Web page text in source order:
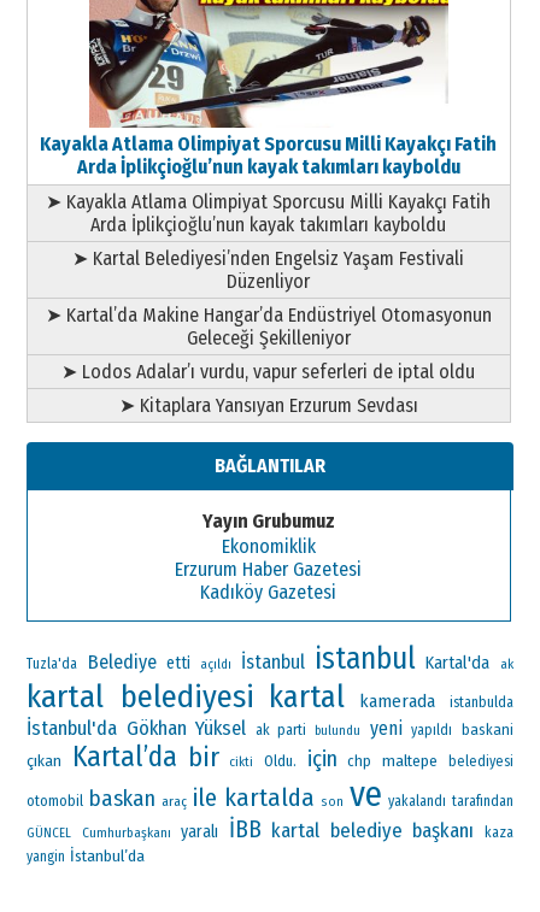
Kayakla Atlama Olimpiyat Sporcusu Milli Kayakçı Fatih
Arda İplikçioğlu’nun kayak takımları kayboldu
➤ Kayakla Atlama Olimpiyat Sporcusu Milli Kayakçı Fatih
Arda İplikçioğlu’nun kayak takımları kayboldu
➤ Kartal Belediyesi’nden Engelsiz Yaşam Festivali
Düzenliyor
➤ Kartal’da Makine Hangar’da Endüstriyel Otomasyonun
Geleceği Şekilleniyor
➤ Lodos Adalar’ı vurdu, vapur seferleri de iptal oldu
➤ Kitaplara Yansıyan Erzurum Sevdası
BAĞLANTILAR
Yayın Grubumuz
Ekonomiklik
Erzurum Haber Gazetesi
Kadıköy Gazetesi
Tuzla'da Belediye etti açıldı İstanbul istanbul Kartal'da ak
kartal belediyesi kartal kamerada istanbulda
İstanbul'da Gökhan Yüksel ak parti bulundu yeni yapıldı baskani
çıkan Kartal’da bir cikti Oldu. için chp maltepe belediyesi
otomobil baskan araç ile kartalda son ve yakalandı tarafından
GÜNCEL Cumhurbaşkanı yaralı İBB kartal belediye başkanı
kaza
yangin İstanbul’da